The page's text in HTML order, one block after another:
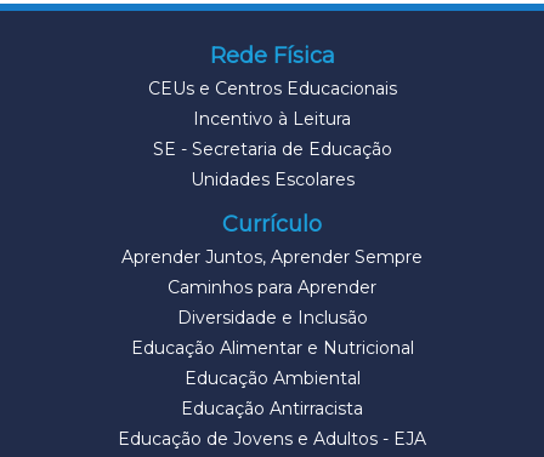
Rede Física
CEUs e Centros Educacionais
Incentivo à Leitura
SE - Secretaria de Educação
Unidades Escolares
Currículo
Aprender Juntos, Aprender Sempre
Caminhos para Aprender
Diversidade e Inclusão
Educação Alimentar e Nutricional
Educação Ambiental
Educação Antirracista
Educação de Jovens e Adultos - EJA